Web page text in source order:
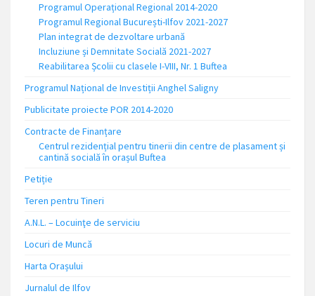
Programul Operațional Regional 2014-2020
Programul Regional București-Ilfov 2021-2027
Plan integrat de dezvoltare urbană
Incluziune și Demnitate Socială 2021-2027
Reabilitarea Școlii cu clasele I-VIII, Nr. 1 Buftea
Programul Național de Investiții Anghel Saligny
Publicitate proiecte POR 2014-2020
Contracte de Finanțare
Centrul rezidențial pentru tinerii din centre de plasament și
cantină socială în orașul Buftea
Petiție
Teren pentru Tineri
A.N.L. – Locuinţe de serviciu
Locuri de Muncă
Harta Orașului
Jurnalul de Ilfov